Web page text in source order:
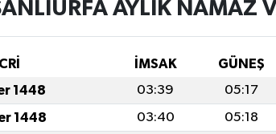
AYLIK NAMAZ
İMSAK GÜNEŞ
1448 03:39 05:17
1448 03:40 05:18